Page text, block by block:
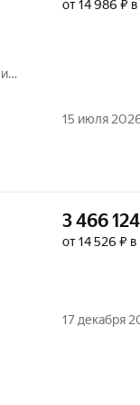
от 14 986 ₽
15 июля
3 466 124
от 14 526 ₽
17 декабря